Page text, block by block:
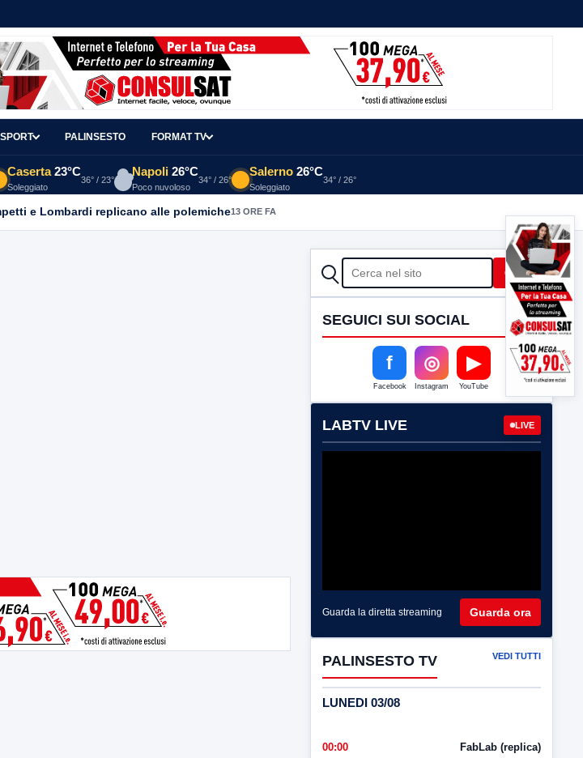
SPORT PALINSESTO FORMAT TV
Caserta 23°C
Soleggiato
36° / 23°
Napoli 26°C
Poco nuvoloso
34° / 26°
Salerno 26°C
Soleggiato
34° / 26°
e Lombardi replicano alle polemiche13 ORE FA
CERCA Cerca
SEGUICI SUI SOCIAL
f
Facebook
◎
Instagram
▶
YouTube
LABTV LIVE LIVE
Guarda la diretta streaming Guarda ora
PALINSESTO TV VEDI TUTTI
LUNEDI 03/08
00:00 FabLab (replica)